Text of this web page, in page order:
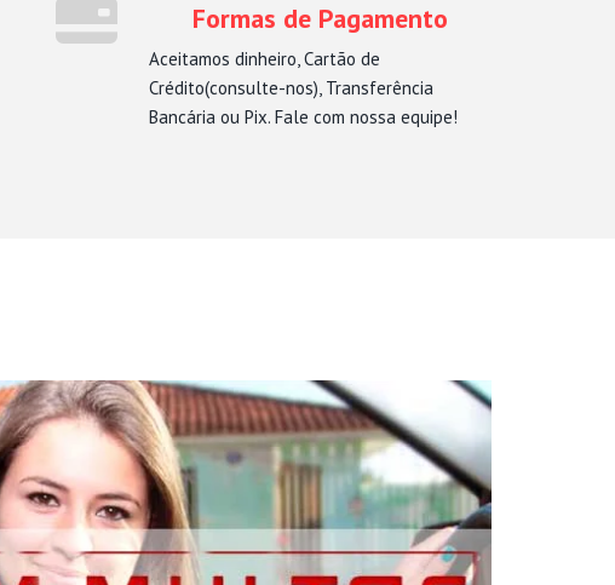
Formas de Pagamento
Aceitamos dinheiro, Cartão de
Crédito(consulte-nos), Transferência
Bancária ou Pix. Fale com nossa equipe!